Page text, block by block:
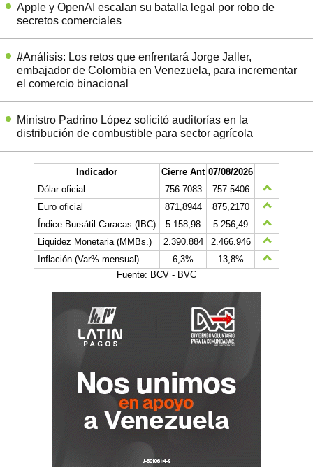
Apple y OpenAI escalan su batalla legal por robo de
secretos comerciales
#Análisis: Los retos que enfrentará Jorge Jaller,
embajador de Colombia en Venezuela, para incrementar
el comercio binacional
Ministro Padrino López solicitó auditorías en la
distribución de combustible para sector agrícola
Indicador Cierre Ant 07/08/2026
Dólar oficial
756.7083
757.5406
Euro oficial
871,8944
875,2170
Índice Bursátil Caracas (IBC)
5.158,98
5.256,49
Liquidez Monetaria (MMBs.)
2.390.884
2.466.946
Inflación (Var% mensual)
6,3%
13,8%
Fuente: BCV - BVC